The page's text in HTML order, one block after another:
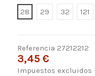
28
29 32 121
Referencia 27212212
3,45 €
Impuestos excluidos